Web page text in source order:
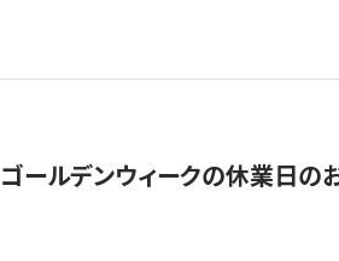
ゴールデンウィークの休業日の